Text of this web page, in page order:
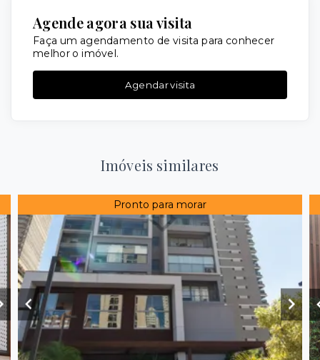
Agende agora sua visita
Faça um agendamento de visita para conhecer
melhor o imóvel.
Agendar visita
Imóveis similares
Pronto para morar